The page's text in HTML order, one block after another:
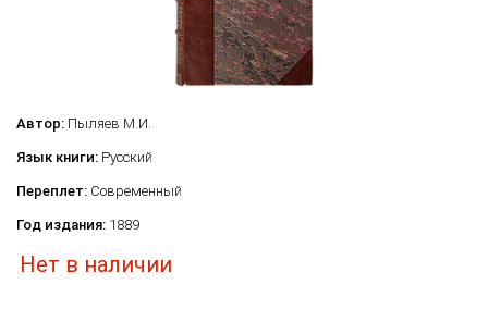
Автор: Пыляев М.И.
Язык книги: Русский
Переплет: Современный
Год издания: 1889
Нет в наличии